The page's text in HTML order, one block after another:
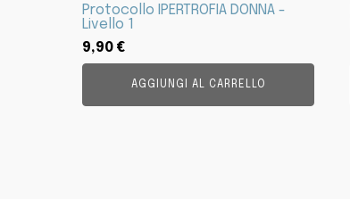
Protocollo IPERTROFIA DONNA -
Livello 1
9,90 €
AGGIUNGI AL CARRELLO